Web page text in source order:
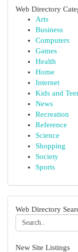
Web Directory
Arts
Business
Computers
Games
Health
Home
Internet
Kids and
News
Recreation
Reference
Science
Shopping
Society
Sports
Web Directory
New Site Listings